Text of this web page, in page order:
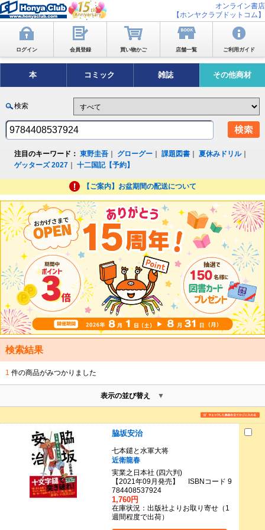
オンライン書店
【ホンヤクラブドットコム】
ログイン 会員登録 買い物かご 店舗一覧 ご利用ガイド
本 コミック 雑誌 その他商材
検索
注目のキーワード： 東野圭吾 グローグー ｜課題図書 ｜夏休みドリル｜
ゲッターズ 2027 ｜十二国記【予約】
【ご案内】お盆期間の配送について
検索結果
1 件の商品がみつかりました
表示の並び替え
脇坂安治
七本鑓と水軍大将
近衛龍春
実業之日本社 (四六判)
【2021年09月発売】 ISBNコード 9
784408537924
1,760円
在庫状況：出版社よりお取り寄せ（1
週間程度で出荷）